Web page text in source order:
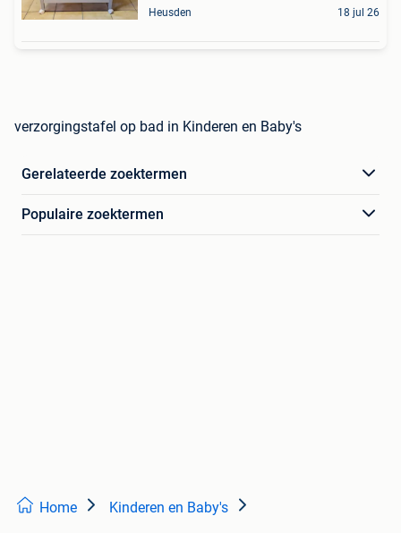
Heusden 18 jul 26
verzorgingstafel op bad in Kinderen en Baby's
Gerelateerde zoektermen
Populaire zoektermen
Home Kinderen en Baby's